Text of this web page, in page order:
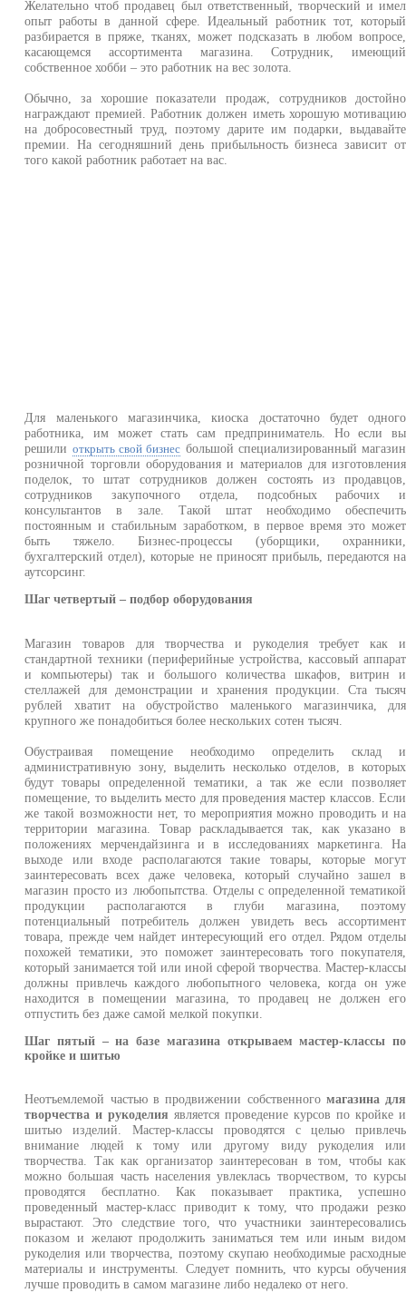
Желательно чтоб продавец был ответственный, творческий и имел
опыт работы в данной сфере. Идеальный работник тот, который
разбирается в пряже, тканях, может подсказать в любом вопросе,
касающемся ассортимента магазина. Сотрудник, имеющий
собственное хобби – это работник на вес золота.
Обычно, за хорошие показатели продаж, сотрудников достойно
награждают премией. Работник должен иметь хорошую мотивацию
на добросовестный труд, поэтому дарите им подарки, выдавайте
премии. На сегодняшний день прибыльность бизнеса зависит от
того какой работник работает на вас.
Для маленького магазинчика, киоска достаточно будет одного
работника, им может стать сам предприниматель. Но если вы
решили открыть свой бизнес большой специализированный магазин
розничной торговли оборудования и материалов для изготовления
поделок, то штат сотрудников должен состоять из продавцов,
сотрудников закупочного отдела, подсобных рабочих и
консультантов в зале. Такой штат необходимо обеспечить
постоянным и стабильным заработком, в первое время это может
быть тяжело. Бизнес-процессы (уборщики, охранники,
бухгалтерский отдел), которые не приносят прибыль, передаются на
аутсорсинг.
Шаг четвертый – подбор оборудования
Магазин товаров для творчества и рукоделия требует как и
стандартной техники (периферийные устройства, кассовый аппарат
и компьютеры) так и большого количества шкафов, витрин и
стеллажей для демонстрации и хранения продукции. Ста тысяч
рублей хватит на обустройство маленького магазинчика, для
крупного же понадобиться более нескольких сотен тысяч.
Обустраивая помещение необходимо определить склад и
административную зону, выделить несколько отделов, в которых
будут товары определенной тематики, а так же если позволяет
помещение, то выделить место для проведения мастер классов. Если
же такой возможности нет, то мероприятия можно проводить и на
территории магазина. Товар раскладывается так, как указано в
положениях мерчендайзинга и в исследованиях маркетинга. На
выходе или входе располагаются такие товары, которые могут
заинтересовать всех даже человека, который случайно зашел в
магазин просто из любопытства. Отделы с определенной тематикой
продукции располагаются в глуби магазина, поэтому
потенциальный потребитель должен увидеть весь ассортимент
товара, прежде чем найдет интересующий его отдел. Рядом отделы
похожей тематики, это поможет заинтересовать того покупателя,
который занимается той или иной сферой творчества. Мастер-классы
должны привлечь каждого любопытного человека, когда он уже
находится в помещении магазина, то продавец не должен его
отпустить без даже самой мелкой покупки.
Шаг пятый – на базе магазина открываем мастер-классы по
кройке и шитью
Неотъемлемой частью в продвижении собственного магазина для
творчества и рукоделия является проведение курсов по кройке и
шитью изделий. Мастер-классы проводятся с целью привлечь
внимание людей к тому или другому виду рукоделия или
творчества. Так как организатор заинтересован в том, чтобы как
можно большая часть населения увлеклась творчеством, то курсы
проводятся бесплатно. Как показывает практика, успешно
проведенный мастер-класс приводит к тому, что продажи резко
вырастают. Это следствие того, что участники заинтересовались
показом и желают продолжить заниматься тем или иным видом
рукоделия или творчества, поэтому скупаю необходимые расходные
материалы и инструменты. Следует помнить, что курсы обучения
лучше проводить в самом магазине либо недалеко от него.